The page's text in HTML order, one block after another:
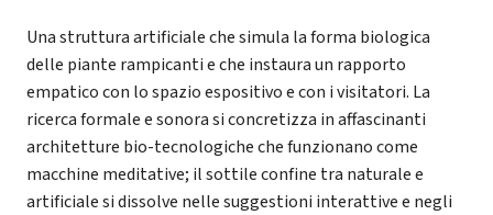
Una struttura artificiale che simula la forma biologica
delle piante rampicanti e che instaura un rapporto
empatico con lo spazio espositivo e con i visitatori. La
ricerca formale e sonora si concretizza in affascinanti
architetture bio-tecnologiche che funzionano come
macchine meditative; il sottile confine tra naturale e
artificiale si dissolve nelle suggestioni interattive e negli